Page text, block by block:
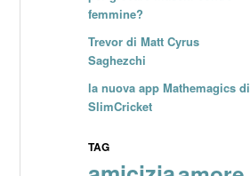
femmine?
Trevor di Matt Cyrus
Saghezchi
la nuova app Mathemagics di
SlimCricket
TAG